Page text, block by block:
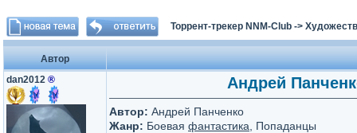
Торрент-трекер NNM-Club ->
Автор
dan2012 ® Андрей
Автор: Андрей Панченко
Жанр: Боевая фантастика , Попаданцы